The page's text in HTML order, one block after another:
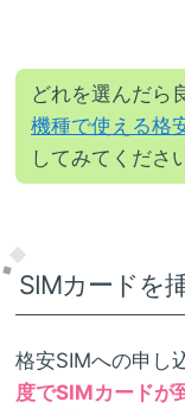
どれを選んだら
機種で使える格
してみてくださ
SIMカードを
格安SIMへの申し
度でSIMカードが